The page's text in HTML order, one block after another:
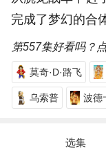
完成了梦幻的合
第557集好看吗？
莫奇·D·路飞
乌索普 波德
选集